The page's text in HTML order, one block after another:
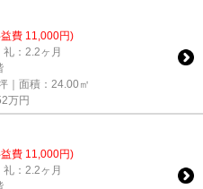
費 11,000円)
礼：2.2ヶ月
｜面積：24.00㎡
万円
費 11,000円)
礼：2.2ヶ月